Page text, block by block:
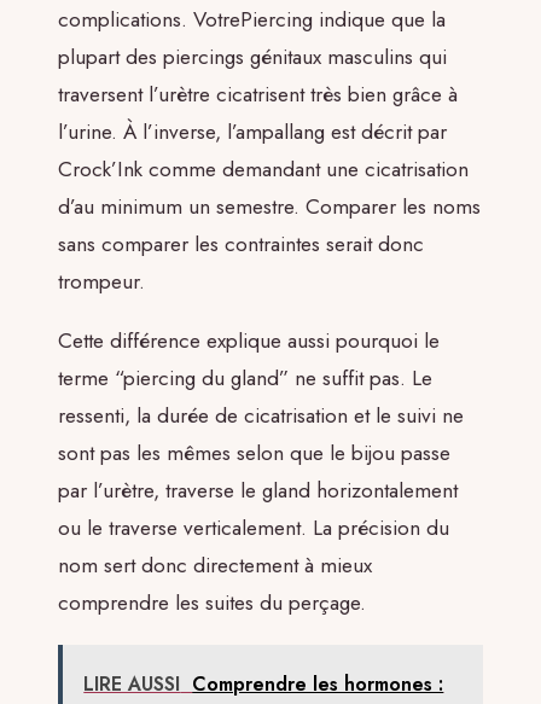
complications. VotrePiercing indique que la
plupart des piercings génitaux masculins qui
traversent l’urètre cicatrisent très bien grâce à
l’urine. À l’inverse, l’ampallang est décrit par
Crock’Ink comme demandant une cicatrisation
d’au minimum un semestre. Comparer les noms
sans comparer les contraintes serait donc
trompeur.
Cette différence explique aussi pourquoi le
terme “piercing du gland” ne suffit pas. Le
ressenti, la durée de cicatrisation et le suivi ne
sont pas les mêmes selon que le bijou passe
par l’urètre, traverse le gland horizontalement
ou le traverse verticalement. La précision du
nom sert donc directement à mieux
comprendre les suites du perçage.
LIRE AUSSI Comprendre les hormones :